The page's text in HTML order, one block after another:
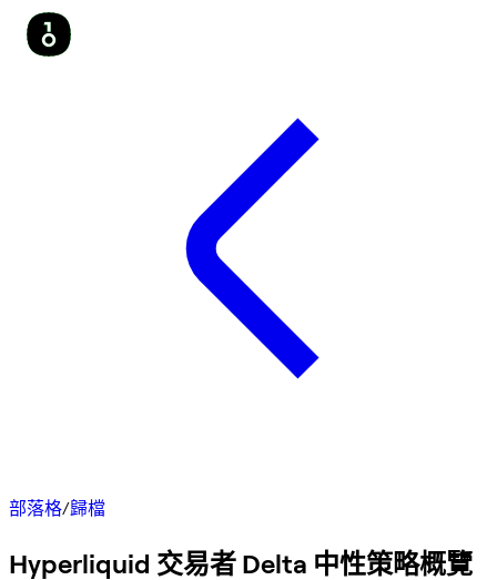
部落格/歸檔
Hyperliquid 交易者 Delta 中性策略概覽